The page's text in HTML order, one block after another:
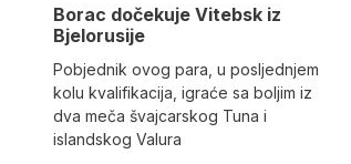
Borac dočekuje Vitebsk iz
Bjelorusije
Pobjednik ovog para, u posljednjem
kolu kvalifikacija, igraće sa boljim iz
dva meča švajcarskog Tuna i
islandskog Valura